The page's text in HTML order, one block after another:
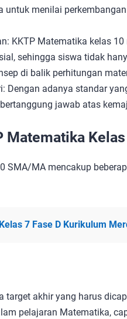
untuk menilai
KKTP Matematika kelas
sehingga siswa tidak
di balik perhitungan
Dengan adanya standar
jawab atas
Matematika
SMA/MA mencakup
7 Fase D Kurikulum
target akhir yang harus
pelajaran Matematika,